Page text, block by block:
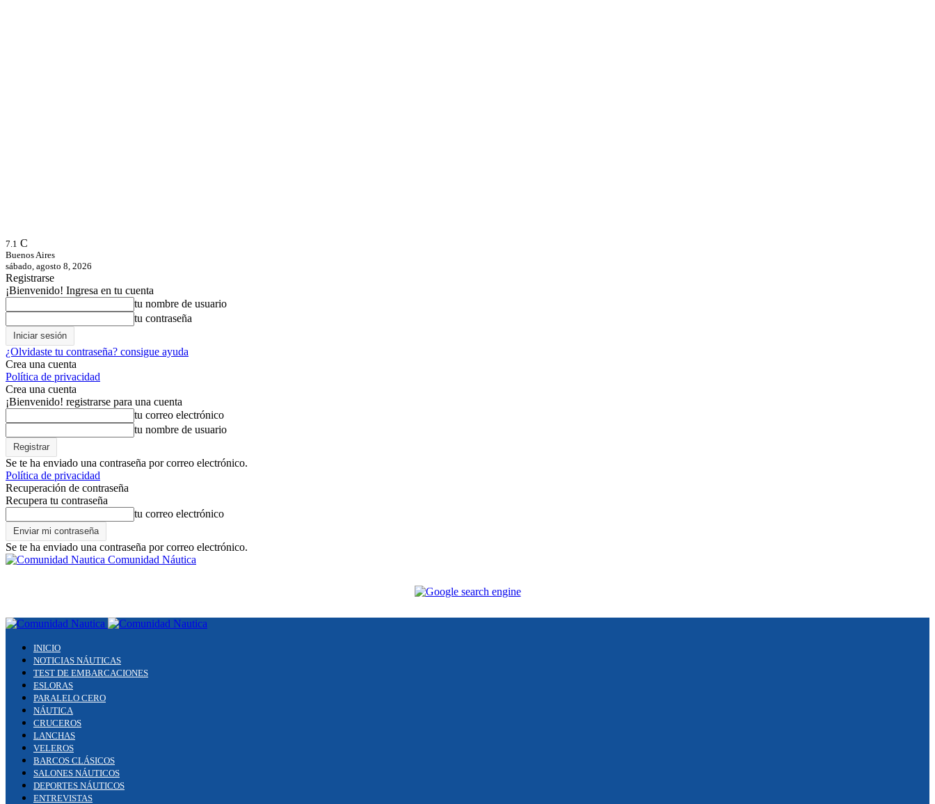
7.1 C
Buenos Aires
sábado, agosto 8, 2026
Registrarse
¡Bienvenido! Ingresa en tu cuenta
tu nombre de usuario
tu contraseña
¿Olvidaste tu contraseña? consigue ayuda
Crea una cuenta
Política de privacidad
Crea una cuenta
¡Bienvenido! registrarse para una cuenta
tu correo electrónico
tu nombre de usuario
Se te ha enviado una contraseña por correo electrónico.
Política de privacidad
Recuperación de contraseña
Recupera tu contraseña
tu correo electrónico
Se te ha enviado una contraseña por correo electrónico.
Comunidad Náutica
INICIO
NOTICIAS NÁUTICAS
TEST DE EMBARCACIONES
ESLORAS
PARALELO CERO
NÁUTICA
CRUCEROS
LANCHAS
VELEROS
BARCOS CLÁSICOS
SALONES NÁUTICOS
DEPORTES NÁUTICOS
ENTREVISTAS